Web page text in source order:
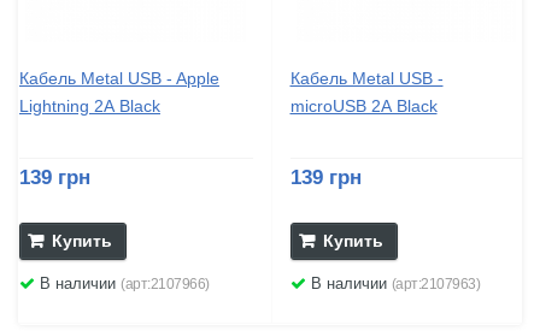
Кабель Metal USB - Apple
Lightning 2А Black
139 грн
Купить
В наличии (арт:2107966)
Кабель Metal USB -
microUSB 2А Black
139 грн
Купить
В наличии (арт:2107963)